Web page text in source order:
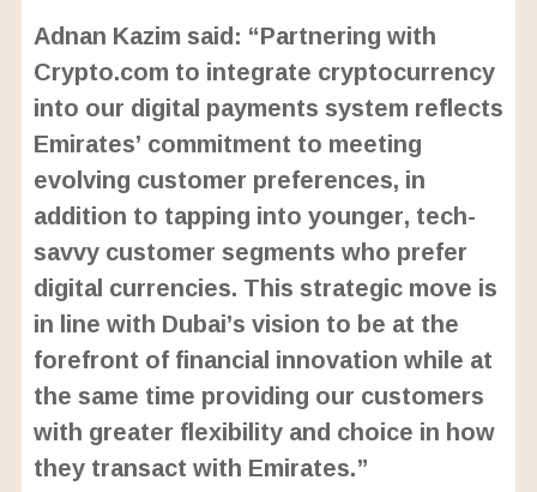
Adnan Kazim said: “Partnering with
Crypto.com to integrate cryptocurrency
into our digital payments system reflects
Emirates’ commitment to meeting
evolving customer preferences, in
addition to tapping into younger, tech-
savvy customer segments who prefer
digital currencies. This strategic move is
in line with Dubai’s vision to be at the
forefront of financial innovation while at
the same time providing our customers
with greater flexibility and choice in how
they transact with Emirates.”